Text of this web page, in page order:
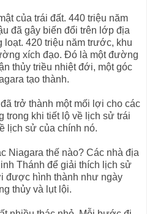
của trái đất. 440 triệu năm
đã gây biến đổi trên lớp địa
loạt. 420 triệu năm trước, khu
xích đạo. Đó là một đường
thủy triều nhiệt đới, một góc
tạo thành.
trở thành một mối lợi cho các
trong khi tiết lộ về lịch sử trái
lịch sử của chính nó.
Niagara thế nào? Các nhà địa
Thánh để giải thích lịch sử
được hình thành như ngày
thủy và lụt lội.